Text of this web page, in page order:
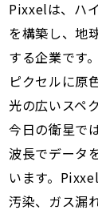
Pixxelは、ハ
を構築し、地
する企業です
ピクセルに原
光の広いスペ
今日の衛星で
波長でデータ
います。
汚染、ガス漏